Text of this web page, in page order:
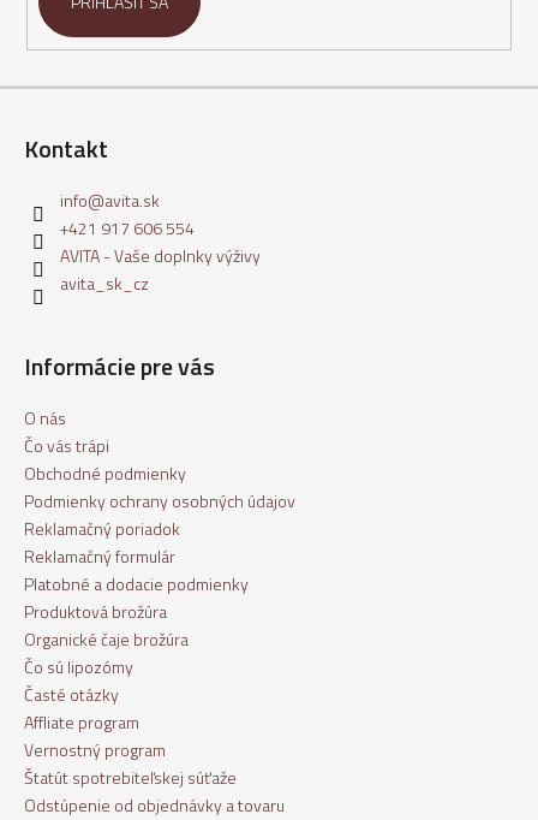
Kontakt
info@avita.sk
+421 917 606 554
AVITA - Vaše doplnky výživy
avita_sk_cz
Informácie pre vás
O nás
Čo vás trápi
Obchodné podmienky
Podmienky ochrany osobných údajov
Reklamačný poriadok
Reklamačný formulár
Platobné a dodacie podmienky
Produktová brožúra
Organické čaje brožúra
Čo sú lipozómy
Časté otázky
Affliate program
Vernostný program
Štatút spotrebiteľskej súťaže
Odstúpenie od objednávky a tovaru